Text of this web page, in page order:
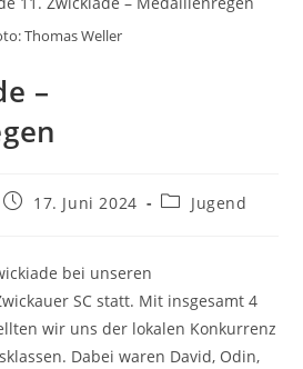
Thomas Weller
–
Beitrag17. Juni 2024
Beitrags-
Jugend
bei unseren
SC statt. Mit insgesamt 4
wir uns der lokalen Konkurrenz
Dabei waren David, Odin,